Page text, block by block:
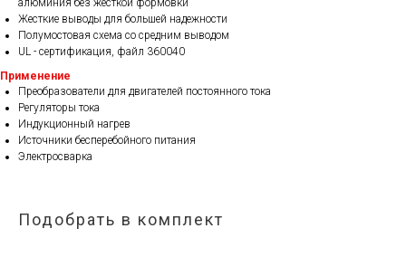
алюминия без жесткой формовки
Жесткие выводы для большей надежности
Полумостовая схема со средним выводом
UL - сертификация, файл 360040
Применение
Преобразователи для двигателей постоянного тока
Регуляторы тока
Индукционный нагрев
Источники бесперебойного питания
Электросварка
Подобрать в комплект